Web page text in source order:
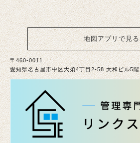
地図アプリで見る
〒460-0011
愛知県名古屋市中区大須4丁目2-58 大和ビル5階